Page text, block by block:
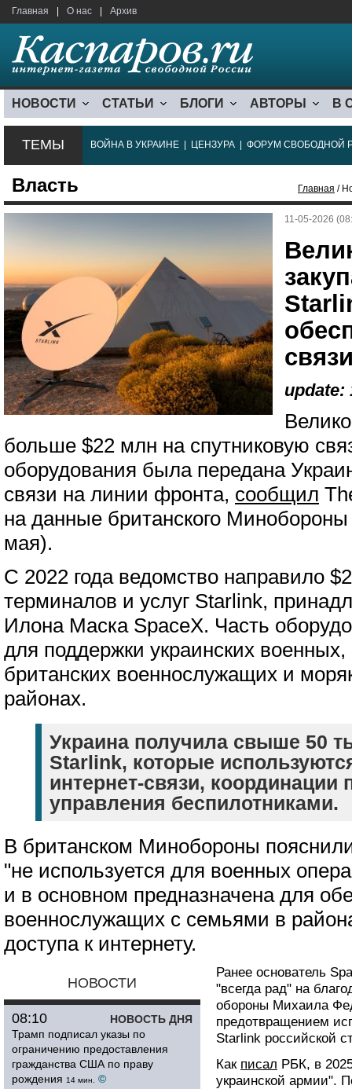
Главная О нас Архив
НОВОСТИ СТАТЬИ БЛОГИ АВТОРЫ В
ТЕМЫ ВОЙНА В УКРАИНЕ ЦЕНЗУРА ФОРУМ СВОБОДНОЙ
Власть Главная /
11-05-2026
update:
больше $22 млн на спутниковую
оборудования была передана
связи на линии фронта, сообщил
на данные британского
мая).
С 2022 года ведомство направило
терминалов и услуг Starlink,
Илона Маска SpaceX. Часть
для поддержки украинских
британских военнослужащих и
районах.
Украина получила свыше 50
Starlink, которые
интернет-связи, координации
управления беспилотниками.
В британском Минобороны
"не используется для военных
и в основном предназначена для
военнослужащих с семьями в
доступа к интернету.
НОВОСТИ
НОВОСТЬ ДНЯ
08:10
Трамп подписал указы по
ограничению предоставления
гражданства США по праву
рождения 14 мин. ©
Ранее основатель
"всегда рад" на
обороны Михаила
предотвращением
Starlink российской
Как писал РБК, в
украинской армии".